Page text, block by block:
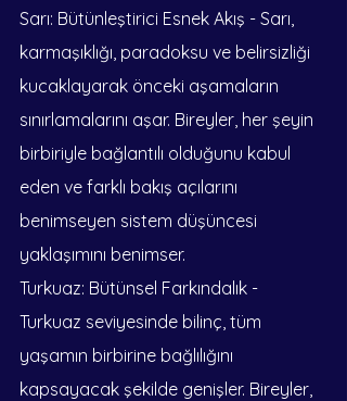
Sarı: Bütünleştirici Esnek Akış - Sarı,
karmaşıklığı, paradoksu ve belirsizliği
kucaklayarak önceki aşamaların
sınırlamalarını aşar. Bireyler, her şeyin
birbiriyle bağlantılı olduğunu kabul
eden ve farklı bakış açılarını
benimseyen sistem düşüncesi
yaklaşımını benimser.
Turkuaz: Bütünsel Farkındalık -
Turkuaz seviyesinde bilinç, tüm
yaşamın birbirine bağlılığını
kapsayacak şekilde genişler. Bireyler,